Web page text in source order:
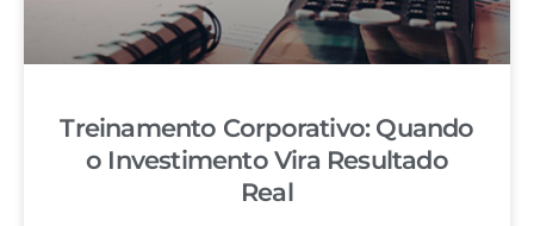
Treinamento Corporativo: Quando
o Investimento Vira Resultado
Real